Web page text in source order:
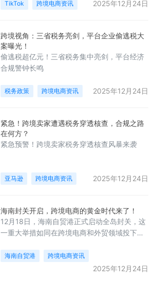
商业潜力和蓬勃的发展态势。
TikTok 跨境电商资讯 2025年12月24日
跨境视角：三省税务亮剑，平台企业偷逃税大
案曝光！
偷逃税超亿元！三省税务集中亮剑，平台经济
合规警钟长鸣
税务政策 跨境电商资讯 2025年12月24日
紧急！跨境卖家遭遇税务穿透核查，合规之路
在何方？
紧急预警！跨境卖家税务穿透核查风暴来袭
亚马逊 跨境电商资讯 2025年12月24日
海南封关开启，跨境电商的黄金时代来了！
12月18日，海南自贸港正式启动全岛封关，这
一重大举措如同在跨境电商和外贸领域投下了
机遇。
海南自贸港 跨境电商资讯
2025年12月24日